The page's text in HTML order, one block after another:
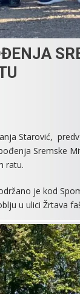
Starović,
Sremske
ratu.
je kod
u ulici Žrtava